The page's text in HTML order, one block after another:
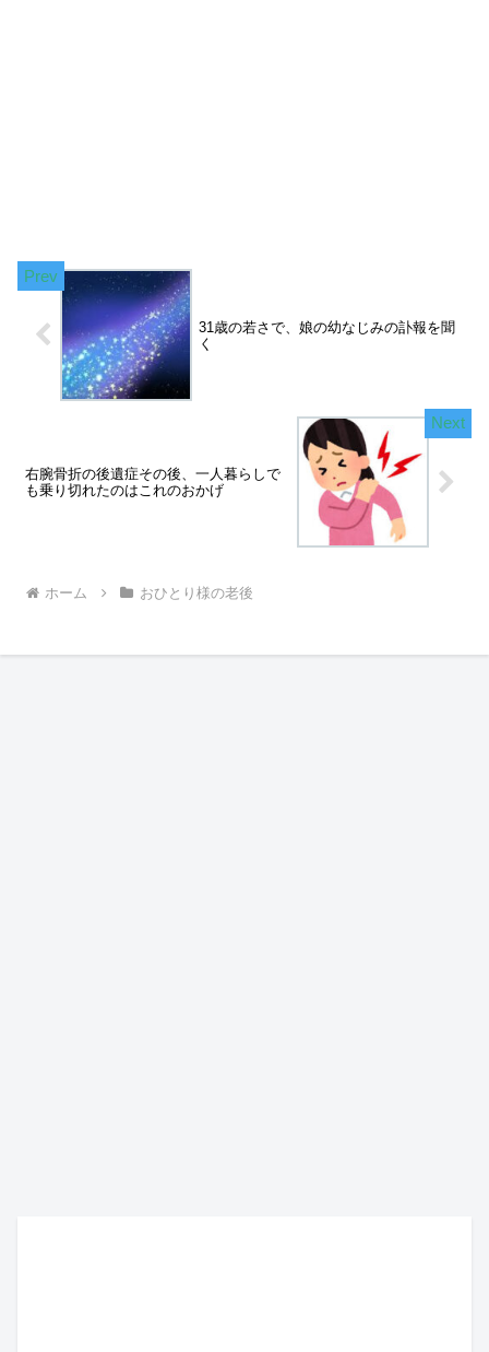
31歳の若さで、娘の幼なじみの訃報を聞
く
右腕骨折の後遺症その後、一人暮らしで
も乗り切れたのはこれのおかげ
ホーム おひとり様の老後